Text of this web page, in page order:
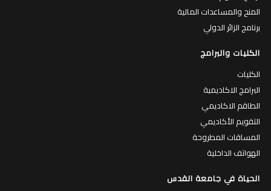
المنح والمساعدات المالية
برنامج الزائر الدولي
الكليات والبرامج
الكليات
البرامج الاكاديمية
الطاقم الاكاديمي
التقويم الأكاديمي
المساقات المطروحة
الهواتف الداخلية
الحياة في جامعة القدس